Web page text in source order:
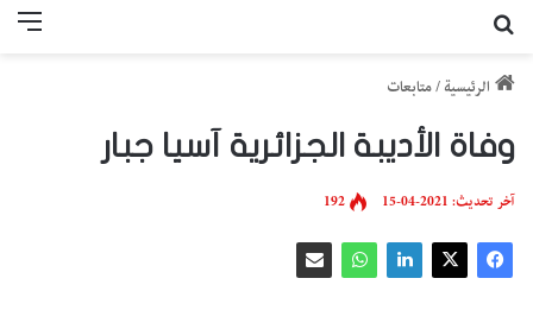
الرئيسية /متابعات
وفاة الأديبة الجزائرية آسيا جبار
آخر تحديث: 2021-04-15 192